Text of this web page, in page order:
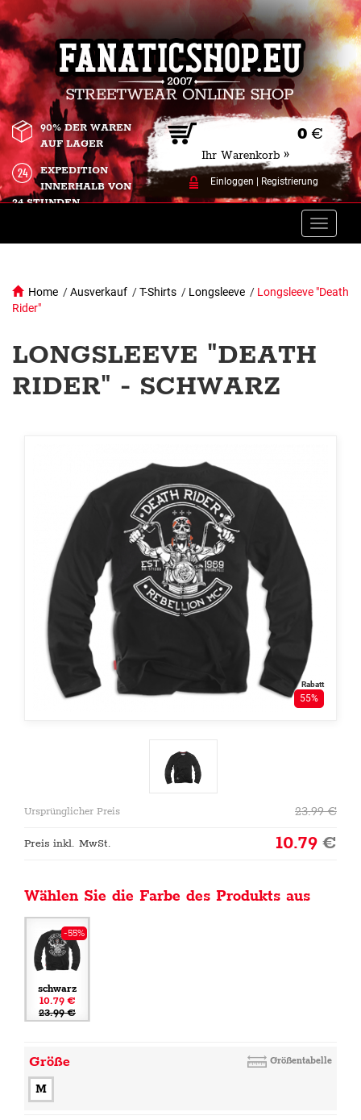
0 €
Ihr Warenkorb »
Einloggen Registrierung
90% DER WAREN
AUF LAGER
EXPEDITION
INNERHALB VON
24 STUNDEN.
Toggle
Home /Ausverkauf /T-Shirts / Longsleeve / Longsleeve "Death
Rider"
LONGSLEEVE "DEATH
RIDER" - SCHWARZ
Rabatt
55%
Ursprünglicher Preis 23.99€
Preis inkl. MwSt. 10.79€
Wählen Sie die Farbe des Produkts aus
-55%
schwarz
10.79 €
23.99 €
Größe Größentabelle
M